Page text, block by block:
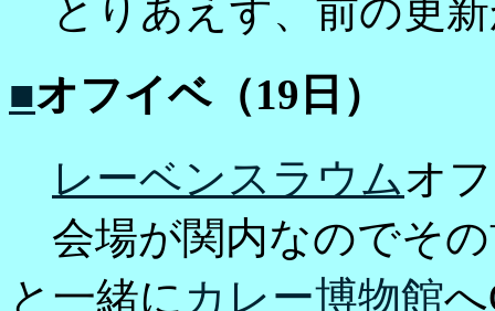
とりあえず、前の更
■オフイベ（19日）
レーベンスラウムオ
会場が関内なのでそ
と一緒に カレー博物館